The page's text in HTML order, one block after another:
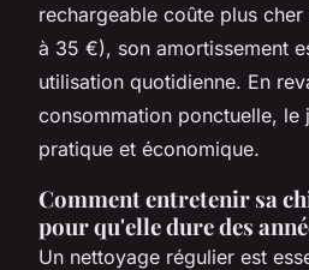
rechargeable coûte plus cher
à 35 €), son amortissement
utilisation quotidienne. En
consommation ponctuelle, le
pratique et économique.
Comment entretenir sa
pour qu'elle dure des
Un nettoyage régulier est